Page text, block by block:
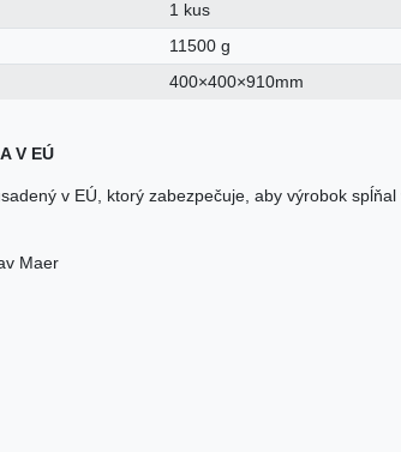
1 kus
11500 g
400×400×910mm
V EÚ
v EÚ, ktorý zabezpečuje, aby výrobok
Maer